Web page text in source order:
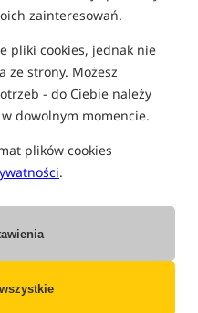
zainteresowań.
pliki cookies, jednak nie
ze strony. Możesz
- do Ciebie należy
dowolnym momencie.
plików cookies
.